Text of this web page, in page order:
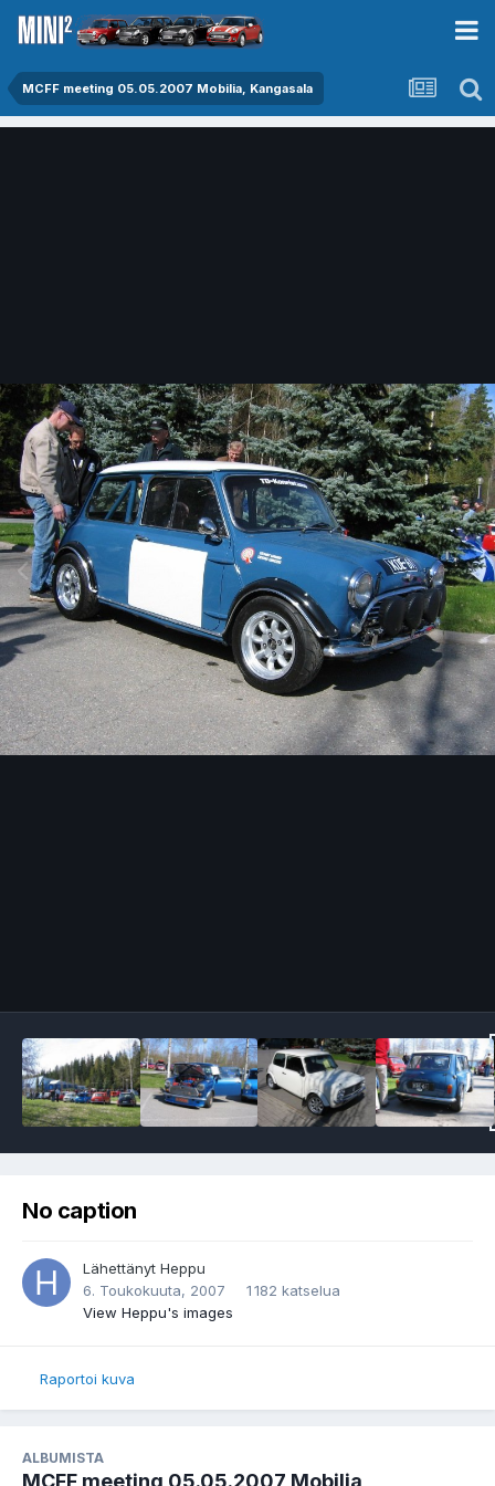
MCFF meeting 05.05.2007 Mobilia, Kangasala
No caption
Lähettänyt Heppu
6. Toukokuuta, 2007
1 182 katselua
View Heppu's images
Raportoi kuva
ALBUMISTA
MCFF meeting 05.05.2007 Mobilia,